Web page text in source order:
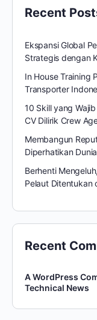
Recent
Ekspansi Global
Strategis dengan
In House Training
Transporter
10 Skill yang
CV Dilirik Crew
Membangun
Diperhatikan
Berhenti
Pelaut Ditentukan
Recent
A WordPress
Technical News